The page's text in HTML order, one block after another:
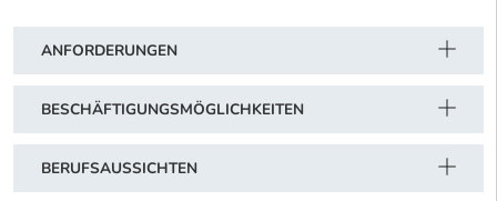
ANFORDERUNGEN
BESCHÄFTIGUNGSMÖGLICHKEITEN
BERUFSAUSSICHTEN